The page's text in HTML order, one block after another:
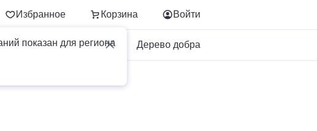
Избранное Корзина
показан для региона
Войти
Для бизнеса Дерево добра